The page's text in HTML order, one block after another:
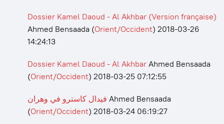
Dossier Kamel Daoud - Al Akhbar (Version française)
Ahmed Bensaada (Orient/Occident) 2018-03-26
14:24:13
Dossier Kamel Daoud - Al AkhbarAhmed Bensaada
(Orient/Occident) 2018-03-25 07:12:55
فيدال كاسترو في وهران Ahmed Bensaada
(Orient/Occident) 2018-03-24 06:19:27